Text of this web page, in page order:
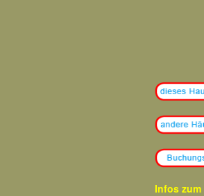
Infos zum